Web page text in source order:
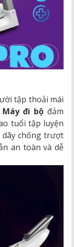
tập thoải mái
Máy đi bộ đảm
tuổi tập luyện
dãy chống trượt
an toàn và dễ